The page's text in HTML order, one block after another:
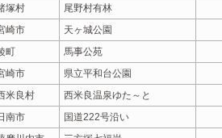
塚村 尾野村有林
崎市 天ヶ城公園
町 馬事公苑
崎市 県立平和台公園
米良村 西米良温泉ゆた～と
南市 国道222号沿い